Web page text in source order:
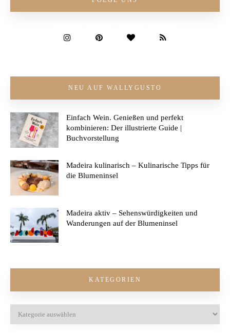
NEU AUF WALLYGUSTO
Einfach Wein. Genießen und perfekt
kombinieren: Der illustrierte Guide |
Buchvorstellung
Madeira kulinarisch – Kulinarische Tipps für
die Blumeninsel
Madeira aktiv – Sehenswürdigkeiten und
Wanderungen auf der Blumeninsel
KATEGORIEN